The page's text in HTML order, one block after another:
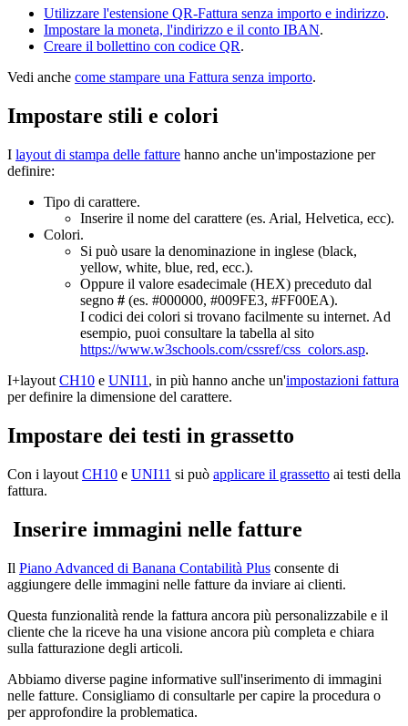
Utilizzare l'estensione QR-Fattura senza importo e indirizzo.
Impostare la moneta, l'indirizzo e il conto IBAN.
Creare il bollettino con codice QR.
Vedi anche come stampare una Fattura senza importo.
Impostare stili e colori
I layout di stampa delle fatture hanno anche un'impostazione per
definire:
Tipo di carattere.
Inserire il nome del carattere (es. Arial, Helvetica, ecc).
Colori.
Si può usare la denominazione in inglese (black,
yellow, white, blue, red, ecc.).
Oppure il valore esadecimale (HEX) preceduto dal
segno # (es. #000000, #009FE3, #FF00EA).
I codici dei colori si trovano facilmente su internet. Ad
esempio, puoi consultare la tabella al sito
https://www.w3schools.com/cssref/css_colors.asp.
I+layout CH10 e UNI11 , in più hanno anche un'impostazioni fattura
per definire la dimensione del carattere.
Impostare dei testi in grassetto
Con i layout CH10 e UNI11 si può applicare il grassetto ai testi della
fattura.
Inserire immagini nelle fatture
Il Piano Advanced di Banana Contabilità Plus consente di
aggiungere delle immagini nelle fatture da inviare ai clienti.
Questa funzionalità rende la fattura ancora più personalizzabile e il
cliente che la riceve ha una visione ancora più completa e chiara
sulla fatturazione degli articoli.
Abbiamo diverse pagine informative sull'inserimento di immagini
nelle fatture. Consigliamo di consultarle per capire la procedura o
per approfondire la problematica.